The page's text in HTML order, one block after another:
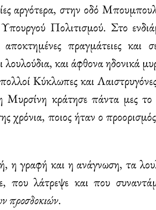
αργότερα, στην οδό
Πολιτισμού. Στο
πραγμάτειες και
λουλούδια, και άφθονα ηδονικά
Κύκλωπες και
κράτησε πάντα μες το
χρόνια, ποιος ήταν ο
η γραφή και η ανάγνωση, τα
που λάτρεψε και που
προσδοκιών.